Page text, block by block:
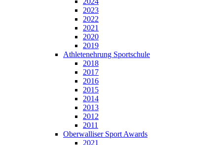
2023
2022
2021
2020
2019
Athletenehrung Sportschule
2018
2017
2016
2015
2014
2013
2012
2011
Oberwalliser Sport Awards
2021